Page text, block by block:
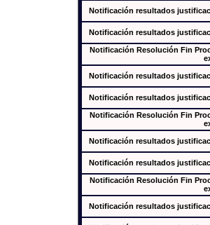
Notificación resultados
Notificación resultados
Notificación Resolución Fin
Notificación resultados
Notificación resultados
Notificación Resolución Fin
Notificación resultados
Notificación resultados
Notificación Resolución Fin
Notificación resultados